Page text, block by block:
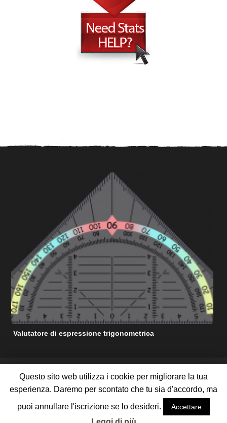
Valutatore di espressione trigonometrica
RISORSE DI AIUTO MATEMATICHE GRATUITE
TERMINI DI SERVIZIO
POLITICA SULLA RISERVATEZZA
RIGUARDO A NOI
CONTATTACI
PUBBLICIZZA CON NOI
Questo sito web utilizza i cookie per migliorare la tua
esperienza. Daremo per scontato che tu sia d'accordo, ma
puoi annullare l'iscrizione se lo desideri.
Accettare